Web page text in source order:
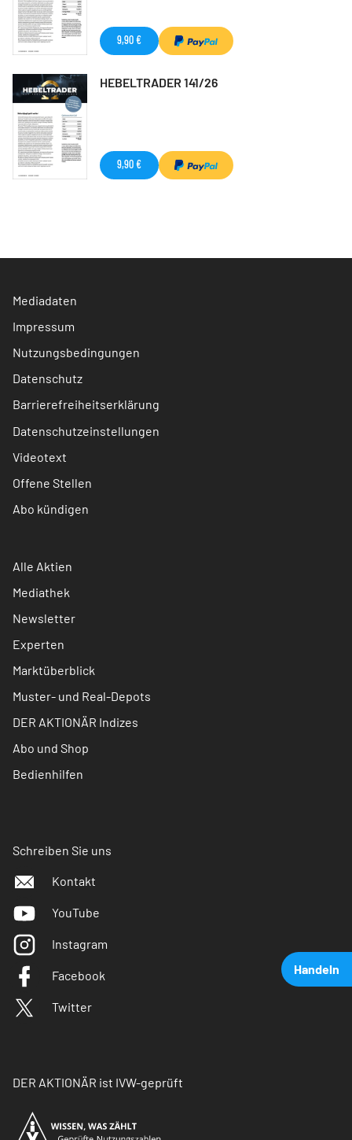
Handeln
9,90 €
HEBELTRADER 141/26
9,90 €
Mediadaten
Impressum
Nutzungsbedingungen
Datenschutz
Barrierefreiheitserklärung
Datenschutzeinstellungen
Videotext
Offene Stellen
Abo kündigen
Alle Aktien
Mediathek
Newsletter
Experten
Marktüberblick
Muster- und Real-Depots
DER AKTIONÄR Indizes
Abo und Shop
Bedienhilfen
Schreiben Sie uns
Kontakt
YouTube
Instagram
Facebook
Twitter
DER AKTIONÄR ist IVW-geprüft